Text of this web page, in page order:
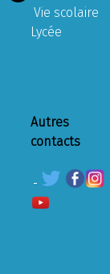
Vie scolaire
Lycée
Autres
contacts